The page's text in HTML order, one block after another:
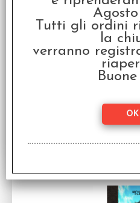
Broken Compass:
Espansione per Broken
Disponibilità:
€
Tutti gli ordini
la
verranno